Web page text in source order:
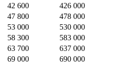
42 600
426 000
47 800
478 000
53 000
530 000
58 300
583 000
63 700
637 000
69 000
690 000